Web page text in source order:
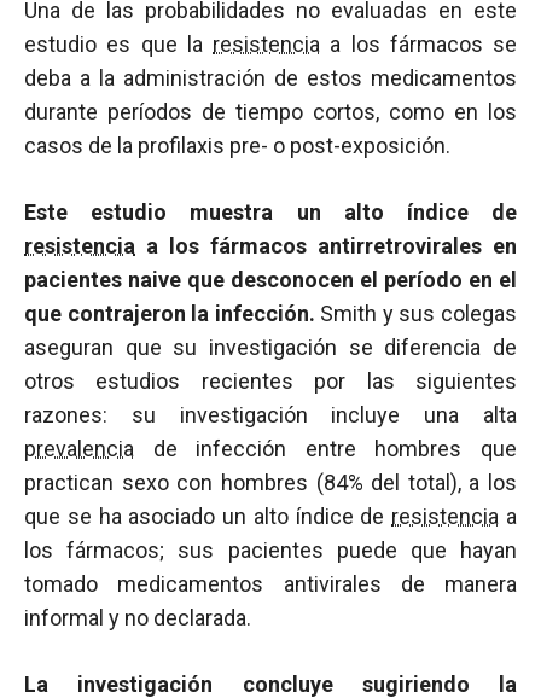
Una de las probabilidades no evaluadas en este
estudio es que la resistencia a los fármacos se
deba a la administración de estos medicamentos
durante períodos de tiempo cortos, como en los
casos de la profilaxis pre- o post-exposición.
Este estudio muestra un alto índice de
resistencia a los fármacos antirretrovirales en
pacientes naive que desconocen el período en el
que contrajeron la infección. Smith y sus colegas
aseguran que su investigación se diferencia de
otros estudios recientes por las siguientes
razones: su investigación incluye una alta
prevalencia de infección entre hombres que
practican sexo con hombres (84% del total), a los
que se ha asociado un alto índice de resistencia a
los fármacos; sus pacientes puede que hayan
tomado medicamentos antivirales de manera
informal y no declarada.
La investigación concluye sugiriendo la